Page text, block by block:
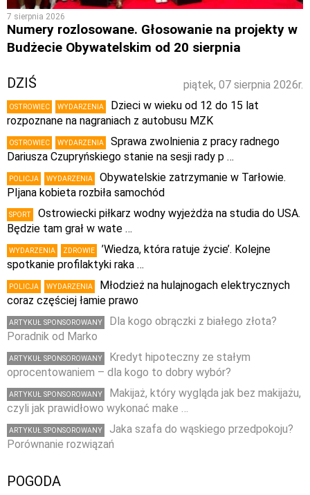
7 sierpnia 2026
Numery rozlosowane. Głosowanie na projekty w
Budżecie Obywatelskim od 20 sierpnia
piątek, 07 sierpnia 2026r.
DZIŚ
OSTROWIEC WYDARZENIA
Dzieci w wieku od 12 do 15 lat
rozpoznane na nagraniach z autobusu MZK
OSTROWIEC WYDARZENIA
Sprawa zwolnienia z pracy radnego
Dariusza Czupryńskiego stanie na sesji rady p …
POLICJA WYDARZENIA
Obywatelskie zatrzymanie w Tarłowie.
PIjana kobieta rozbiła samochód
SPORT
Ostrowiecki piłkarz wodny wyjeżdża na studia do USA.
Będzie tam grał w wate …
WYDARZENIA ZDROWIE
’Wiedza, która ratuje życie’. Kolejne
spotkanie profilaktyki raka …
POLICJA WYDARZENIA
Młodzież na hulajnogach elektrycznych
coraz częściej łamie prawo
ARTYKUŁ SPONSOROWANY
Dla kogo obrączki z białego złota?
Poradnik od Marko
ARTYKUŁ SPONSOROWANY
Kredyt hipoteczny ze stałym
oprocentowaniem – dla kogo to dobry wybór?
ARTYKUŁ SPONSOROWANY
Makijaż, który wygląda jak bez makijażu,
czyli jak prawidłowo wykonać make …
ARTYKUŁ SPONSOROWANY
Jaka szafa do wąskiego przedpokoju?
Porównanie rozwiązań
POGODA